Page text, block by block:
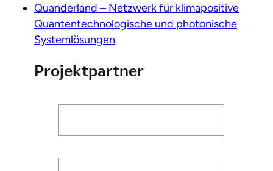
Quanderland – Netzwerk für klimapositive
Quantentechnologische und photonische
Systemlösungen
Projektpartner